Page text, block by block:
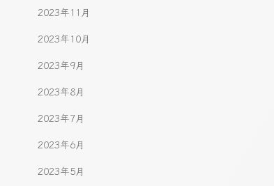
2023年11月
2023年10月
2023年9月
2023年8月
2023年7月
2023年6月
2023年5月